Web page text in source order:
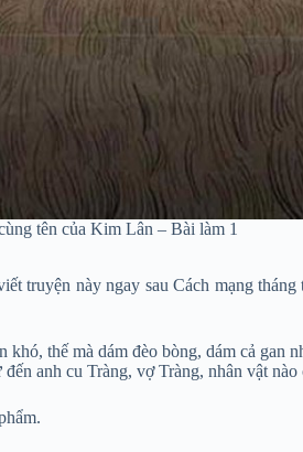
tên của Kim Lân – Bài làm 1
truyện này ngay sau Cách mạng
thế mà dám đèo bòng, dám cả gan
anh cu Tràng, vợ Tràng, nhân vật